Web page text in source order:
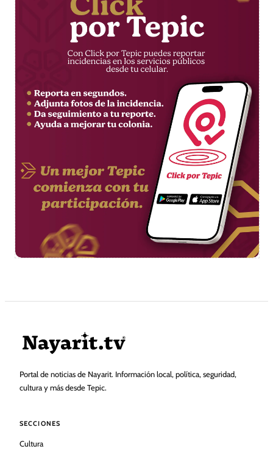
Portal de noticias de Nayarit. Información local, política, seguridad,
cultura y más desde Tepic.
SECCIONES
Cultura